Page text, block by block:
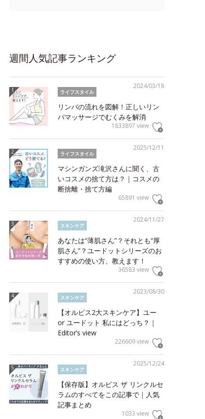
週間人気記事ランキング
2024/03/18
ライフスタイル
リンパの流れを図解！正しいリン
パマッサージでむくみを解消
1833897 view
2025/12/11
ライフスタイル
マシンガンズ滝沢さんに聞く、古
いコスメの捨て方は？｜コスメの
断捨離・捨て方編
65891 view
2024/11/27
スキンケア
あなたは“薄肌さん”？それとも“厚
肌さん”？ユードットシリーズのお
すすめの使い方、教えます！
36583 view
2023/08/30
スキンケア
【オルビス2大スキンケア】ユー
or ユードット 私にはどっち？｜
Editor’s view
226609 view
2025/12/24
スキンケア
【保存版】オルビス ザ リンクルセ
ラムのすべてをこの記事で｜人気
記事まとめ
1033 view